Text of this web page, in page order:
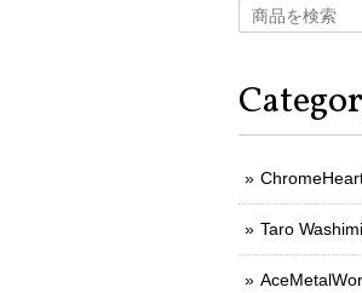
Taro Washimi